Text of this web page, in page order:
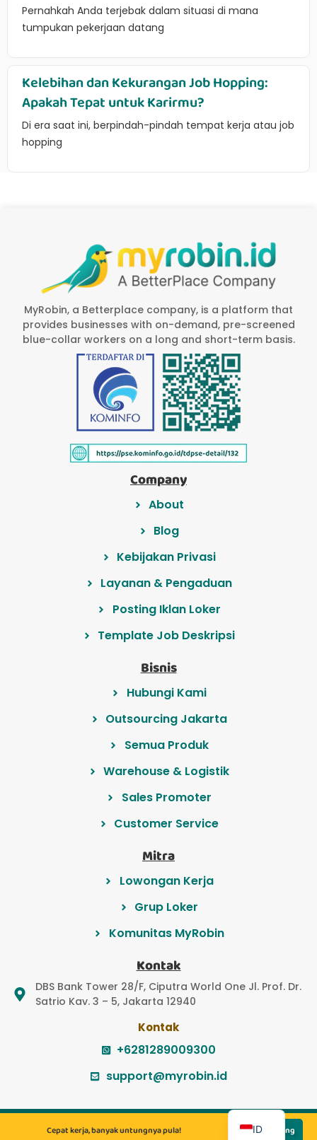
Pernahkah Anda terjebak dalam situasi di mana
tumpukan pekerjaan datang
Kelebihan dan Kekurangan Job Hopping:
Apakah Tepat untuk Karirmu?
Di era saat ini, berpindah-pindah tempat kerja atau job
hopping
Cepat kerja, banyak untungnya pula! Lamar Sekarang
MyRobin, a Betterplace company, is a platform that
provides businesses with on-demand, pre-screened
blue-collar workers on a long and short-term basis.
Company
About
Blog
Kebijakan Privasi
Layanan & Pengaduan
Posting Iklan Loker
Template Job Deskripsi
Bisnis
Hubungi Kami
Outsourcing Jakarta
Semua Produk
Warehouse & Logistik
Sales Promoter
Customer Service
Mitra
Lowongan Kerja
Grup Loker
Komunitas MyRobin
Kontak
DBS Bank Tower 28/F, Ciputra World One Jl. Prof. Dr.
Satrio Kav. 3 – 5, Jakarta 12940
Kontak
+6281289009300
support@myrobin.id
© 2022 PT Myrobin Indonesia Teknologi
© 2022 PT Majapahit Solusi Bersama
ID